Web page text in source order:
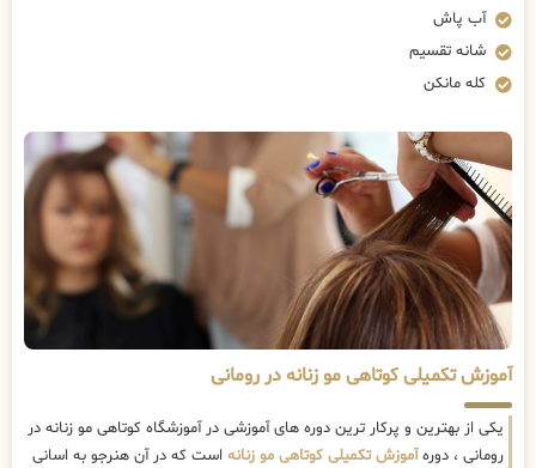
آب پاش
شانه تقسیم
کله مانکن
آموزش تکمیلی کوتاهی مو زنانه در رومانی
یکی از بهترین و پرکار ترین دوره های آموزشی در آموزشگاه کوتاهی مو زنانه در
رومانی ، دورهآموزش تکمیلی کوتاهی مو زنانه است که در آن هنرجو به اسانی